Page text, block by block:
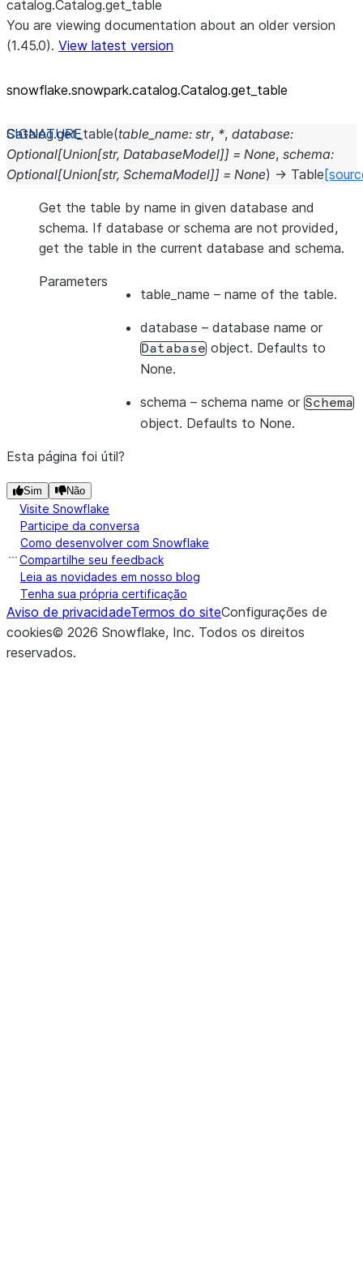
catalog.Catalog.get_table
You are viewing documentation about an older version
(1.45.0). View latest version
snowflake.snowpark.catalog.Catalog.get_ table
Catalog.get_table(table_name: str, *, database:
Optional[Union[str, DatabaseModel]] = None, schema:
Optional[Union[str, SchemaModel]] = None) → Table
Get the table by name in given database and
schema. If database or schema are not provided,
get the table in the current database and schema.
Parameters
table_name – name of the table.
database – database name or
Database object. Defaults to
None.
schema – schema name or Schema
object. Defaults to None.
Esta página foi útil?
Sim Não
Visite Snowflake
Participe da conversa
Como desenvolver com Snowflake
Compartilhe seu feedback
Leia as novidades em nosso blog
Tenha sua própria certificação
Aviso de privacidadeTermos do siteConfigurações de
cookies© 2026 Snowflake, Inc. Todos os direitos
reservados.